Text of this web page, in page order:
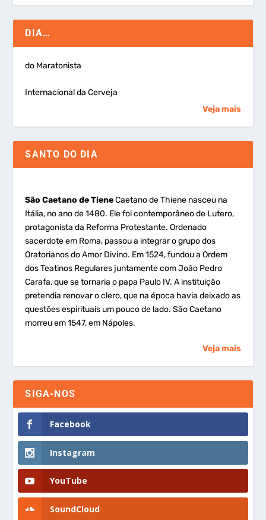
DIA…
do Maratonista
Internacional da Cerveja
Veja mais
SANTO DO DIA
São Caetano de TieneCaetano de Thiene nasceu na
Itália, no ano de 1480. Ele foi contemporâneo de Lutero,
protagonista da Reforma Protestante. Ordenado
sacerdote em Roma, passou a integrar o grupo dos
Oratorianos do Amor Divino. Em 1524, fundou a Ordem
dos Teatinos Regulares juntamente com João Pedro
Carafa, que se tornaria o papa Paulo IV. A instituição
pretendia renovar o clero, que na época havia deixado as
questões espirituais um pouco de lado. São Caetano
morreu em 1547, em Nápoles.
Veja mais
SIGA-NOS
Facebook
Instagram
YouTube
SoundCloud